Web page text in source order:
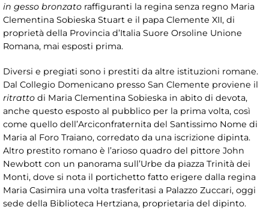
in gesso bronzato raffiguranti la regina senza regno Maria
Clementina Sobieska Stuart e il papa Clemente XII, di
proprietà della Provincia d’Italia Suore Orsoline Unione
Romana, mai esposti prima.
Diversi e pregiati sono i prestiti da altre istituzioni romane.
Dal Collegio Domenicano presso San Clemente proviene il
ritratto di Maria Clementina Sobieska in abito di devota,
anche questo esposto al pubblico per la prima volta, così
come quello dell’Arciconfraternita del Santissimo Nome di
Maria al Foro Traiano, corredato da una iscrizione dipinta.
Altro prestito romano è l’arioso quadro del pittore John
Newbott con un panorama sull’Urbe da piazza Trinità dei
Monti, dove si nota il portichetto fatto erigere dalla regina
Maria Casimira una volta trasferitasi a Palazzo Zuccari, oggi
sede della Biblioteca Hertziana, proprietaria del dipinto.